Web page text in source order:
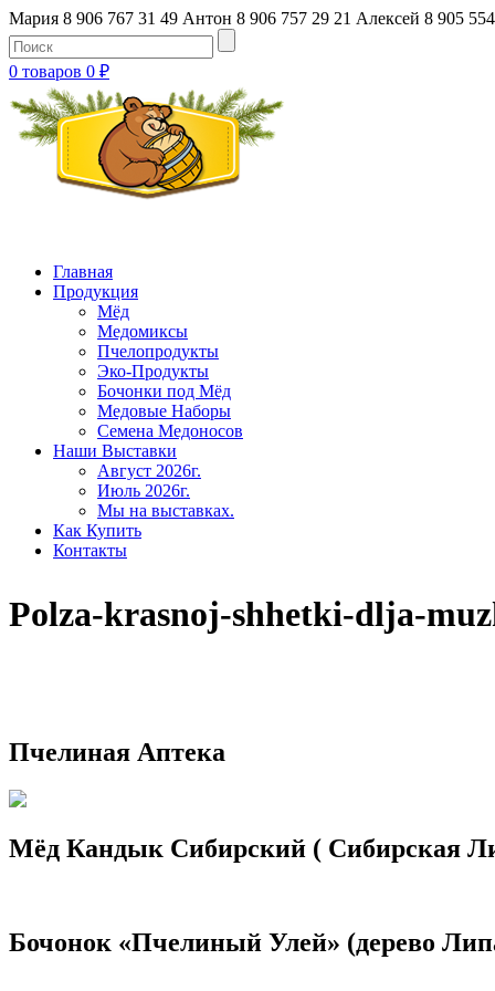
Мария 8 906 767 31 49 Антон 8 906 757 29 21 Алексей 8 905
0 товаров 0 ₽
Главная
Продукция
Мёд
Медомиксы
Пчелопродукты
Эко-Продукты
Бочонки под Мёд
Медовые Наборы
Семена Медоносов
Наши Выставки
Август 2026г.
Июль 2026г.
Мы на выставках.
Как Купить
Контакты
Polza-krasnoj-shhetki-dlja-
Пчелиная Аптека
Мёд Кандык Сибирский ( Сибирская
Бочонок «Пчелиный Улей» (дерево